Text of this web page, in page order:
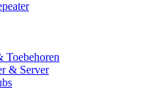
Toebehoren
& Server